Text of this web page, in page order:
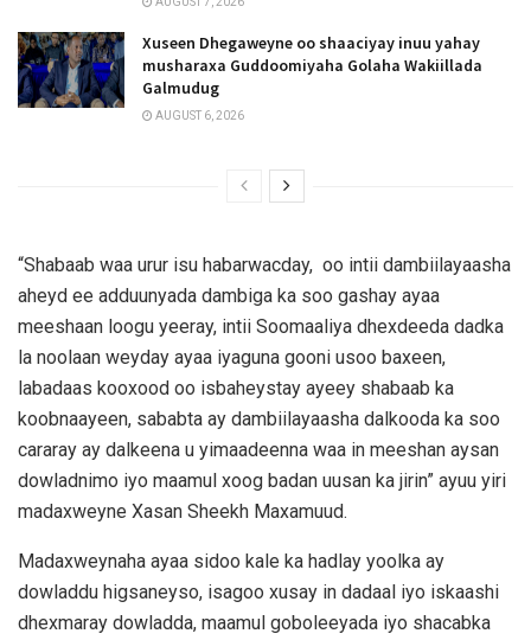
Xuseen Dhegaweyne oo shaaciyay inuu yahay
musharaxa Guddoomiyaha Golaha Wakiillada
Galmudug
AUGUST 6, 2026
“Shabaab waa urur isu habarwacday, oo intii dambiilayaasha
aheyd ee adduunyada dambiga ka soo gashay ayaa
meeshaan loogu yeeray, intii Soomaaliya dhexdeeda dadka
la noolaan weyday ayaa iyaguna gooni usoo baxeen,
labadaas kooxood oo isbaheystay ayeey shabaab ka
koobnaayeen, sababta ay dambiilayaasha dalkooda ka soo
cararay ay dalkeena u yimaadeenna waa in meeshan aysan
dowladnimo iyo maamul xoog badan uusan ka jirin” ayuu yiri
madaxweyne Xasan Sheekh Maxamuud.
Madaxweynaha ayaa sidoo kale ka hadlay yoolka ay
dowladdu higsaneyso, isagoo xusay in dadaal iyo iskaashi
dhexmaray dowladda, maamul goboleeyada iyo shacabka